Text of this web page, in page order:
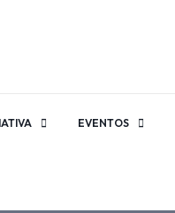
EVENTOS